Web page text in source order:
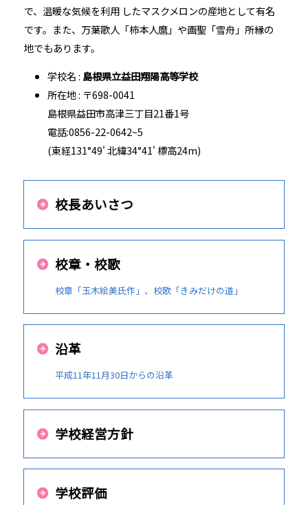
で、温暖な気候を利用 したマスクメロンの産地として有名
です。また、万葉歌人「柿本人麿」や画聖「雪舟」所縁の
地でもあります。
学校名 : 島根県立益田翔陽高等学校
所在地 : 〒698-0041
島根県益田市高津三丁目21番1号
電話:0856-22-0642~5
(東経131°49' 北緯34°41' 標高24m)
校長あいさつ
校章・校歌
校章「玉木絵美氏作」、校歌「きみだけの道」
沿革
平成11年11月30日からの沿革
学校経営方針
学校評価